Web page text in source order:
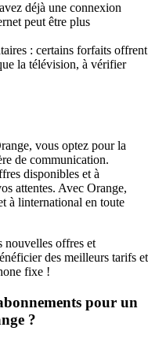
déjà une connexion
peut être plus
: certains forfaits offrent
la télévision, à vérifier
vous optez pour la
de communication.
disponibles et à
attentes. Avec Orange,
à linternational en toute
nouvelles offres et
des meilleurs tarifs et
fixe !
pour un
?